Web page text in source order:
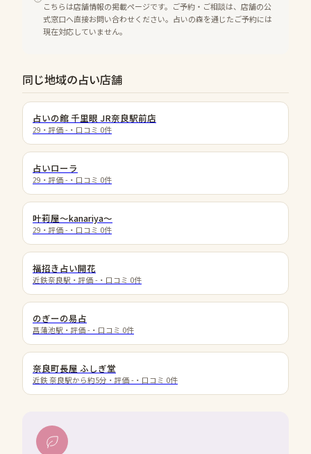
こちらは店舗情報の掲載ページです。ご予約・ご相談は、店舗の公
式窓口へ直接お問い合わせください。占いの森を通じたご予約には
現在対応していません。
同じ地域の占い店舗
占いの館 千里眼 JR奈良駅前店
29 ・評価 - ・口コミ 0件
占いローラ
29 ・評価 - ・口コミ 0件
叶莉屋～kanariya～
29 ・評価 - ・口コミ 0件
福招き占い開花
近鉄奈良駅 ・評価 - ・口コミ 0件
のぎーの易占
菖蒲池駅 ・評価 - ・口コミ 0件
奈良町長屋 ふしぎ堂
近鉄 奈良駅から約5分 ・評価 - ・口コミ 0件